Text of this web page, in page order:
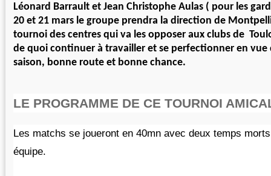
Léonard Barrault et Jean Christophe Aulas ( pour les
20 et 21 mars le groupe prendra la direction de
tournoi des centres qui va les opposer aux clubs de
de quoi continuer à travailler et se perfectionner en vue
saison, bonne route et bonne chance.
LE PROGRAMME DE CE TOURNOI
Les matchs se joueront en 40mn avec deux temps
équipe.